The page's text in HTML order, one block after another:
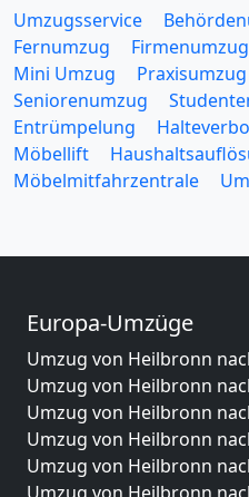
Umzugsservice
Fernumzug
Firmenumzug
Mini Umzug
Praxisumzug
Seniorenumzug
Entrümpelung
Möbellift
Möbelmitfahrzentrale
Europa-Umzüge
Umzug von Heilbronn
Umzug von Heilbronn
Umzug von Heilbronn
Umzug von Heilbronn
Umzug von Heilbronn
Umzug von Heilbronn